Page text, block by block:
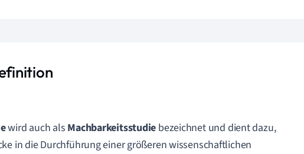
wird auch als Machbarkeitsstudie bezeichnet und dient dazu,
in die Durchführung einer größeren wissenschaftlichen